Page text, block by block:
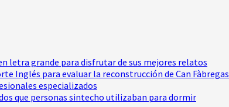
letra grande para disfrutar de sus mejores relatos
Inglés para evaluar la reconstrucción de Can Fàbregas
especializados
que personas sintecho utilizaban para dormir